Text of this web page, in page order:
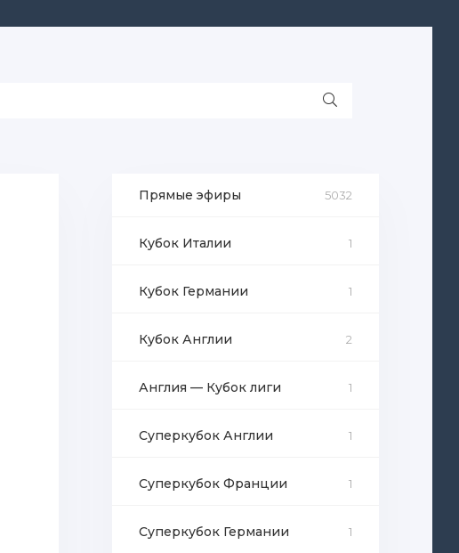
Прямые эфиры 5032
Кубок Италии 1
Кубок Германии 1
Кубок Англии 2
Англия — Кубок лиги 1
Суперкубок Англии 1
Суперкубок Франции 1
Суперкубок Германии 1